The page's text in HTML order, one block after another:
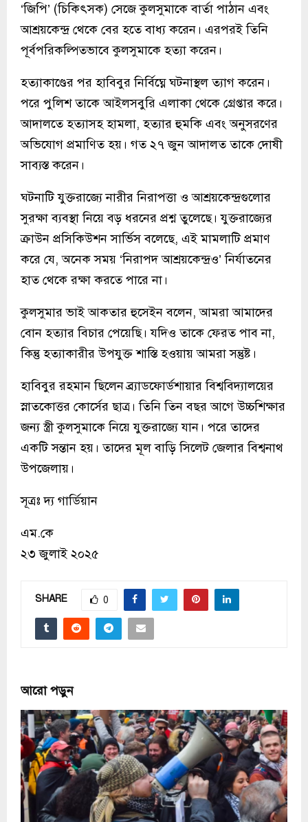
‘জিপি’ (চিকিৎসক) সেজে কুলসুমাকে বার্তা পাঠান এবং
আশ্রয়কেন্দ্র থেকে বের হতে বাধ্য করেন। এরপরই তিনি
পূর্বপরিকল্পিতভাবে কুলসুমাকে হত্যা করেন।
হত্যাকাণ্ডের পর হাবিবুর নির্বিঘ্নে ঘটনাস্থল ত্যাগ করেন।
পরে পুলিশ তাকে আইলসবুরি এলাকা থেকে গ্রেপ্তার করে।
আদালতে হত্যাসহ হামলা, হত্যার হুমকি এবং অনুসরণের
অভিযোগ প্রমাণিত হয়। গত ২৭ জুন আদালত তাকে দোষী
সাব্যস্ত করেন।
ঘটনাটি যুক্তরাজ্যে নারীর নিরাপত্তা ও আশ্রয়কেন্দ্রগুলোর
সুরক্ষা ব্যবস্থা নিয়ে বড় ধরনের প্রশ্ন তুলেছে। যুক্তরাজ্যের
ক্রাউন প্রসিকিউশন সার্ভিস বলেছে, এই মামলাটি প্রমাণ
করে যে, অনেক সময় ‘নিরাপদ আশ্রয়কেন্দ্রও’ নির্যাতনের
হাত থেকে রক্ষা করতে পারে না।
কুলসুমার ভাই আকতার হুসেইন বলেন, আমরা আমাদের
বোন হত্যার বিচার পেয়েছি। যদিও তাকে ফেরত পাব না,
কিন্তু হত্যাকারীর উপযুক্ত শাস্তি হওয়ায় আমরা সন্তুষ্ট।
হাবিবুর রহমান ছিলেন ব্র্যাডফোর্ডশায়ার বিশ্ববিদ্যালয়ের
স্নাতকোত্তর কোর্সের ছাত্র। তিনি তিন বছর আগে উচ্চশিক্ষার
জন্য স্ত্রী কুলসুমাকে নিয়ে যুক্তরাজ্যে যান। পরে তাদের
একটি সন্তান হয়। তাদের মূল বাড়ি সিলেট জেলার বিশ্বনাথ
উপজেলায়।
সূত্রঃ দ্য গার্ডিয়ান
এম.কে
২৩ জুলাই ২০২৫
SHARE 0
আরো পড়ুন